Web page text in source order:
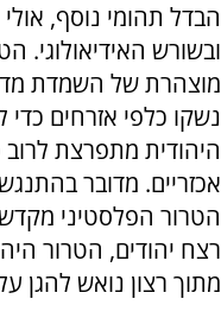
הבדל תהומי נוסף,
ובשורש האידיאולוגי.
מוצהרת של השמדת
נשקו כלפי אזרחים כדי
היהודית מתפרצת
אכזריים. מדובר
הטרור הפלסטיני
רצח יהודים, הטרור
מתוך רצון נואש להגן